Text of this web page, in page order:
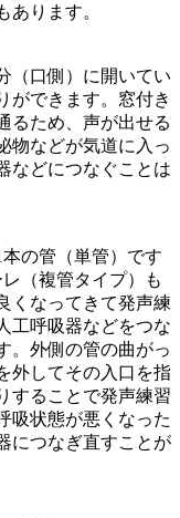
あります。
（口側）に開いてい
ができます。窓付き
るため、声が出せる
物などが気道に入っ
などにつなぐことは
の管（単管）です
（複管タイプ）も
くなってきて発声練
工呼吸器などをつな
。外側の管の曲がっ
外してその入口を指
することで発声練習
吸状態が悪くなった
につなぎ直すことが